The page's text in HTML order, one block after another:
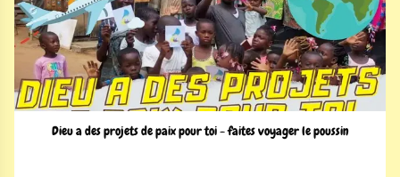
Dieu a des projets de paix pour toi - faites voyager le poussin